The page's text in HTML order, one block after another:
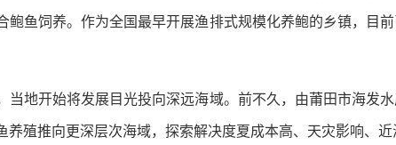
鲍鱼饲养。作为全国最早开展渔排式规模化养鲍的乡镇，目
地开始将发展目光投向深远海域。前不久，由莆田市海发
养殖推向更深层次海域，探索解决度夏成本高、天灾影响、近